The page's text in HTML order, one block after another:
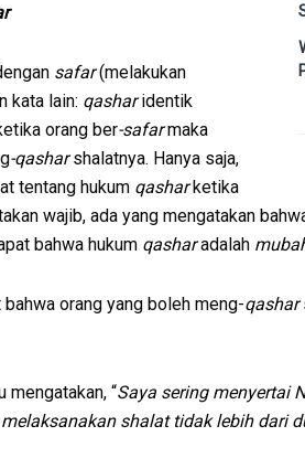
safar(melakukan
kata lain: qasharidentik
orang ber-safarmaka
-qasharshalatnya. Hanya saja,
tentang hukum qasharketika
wajib, ada yang mengatakan
bahwa hukum qasharadalah
bahwa orang yang boleh meng-qashar
mengatakan, “Saya sering menyertai
shalat tidak lebih dari